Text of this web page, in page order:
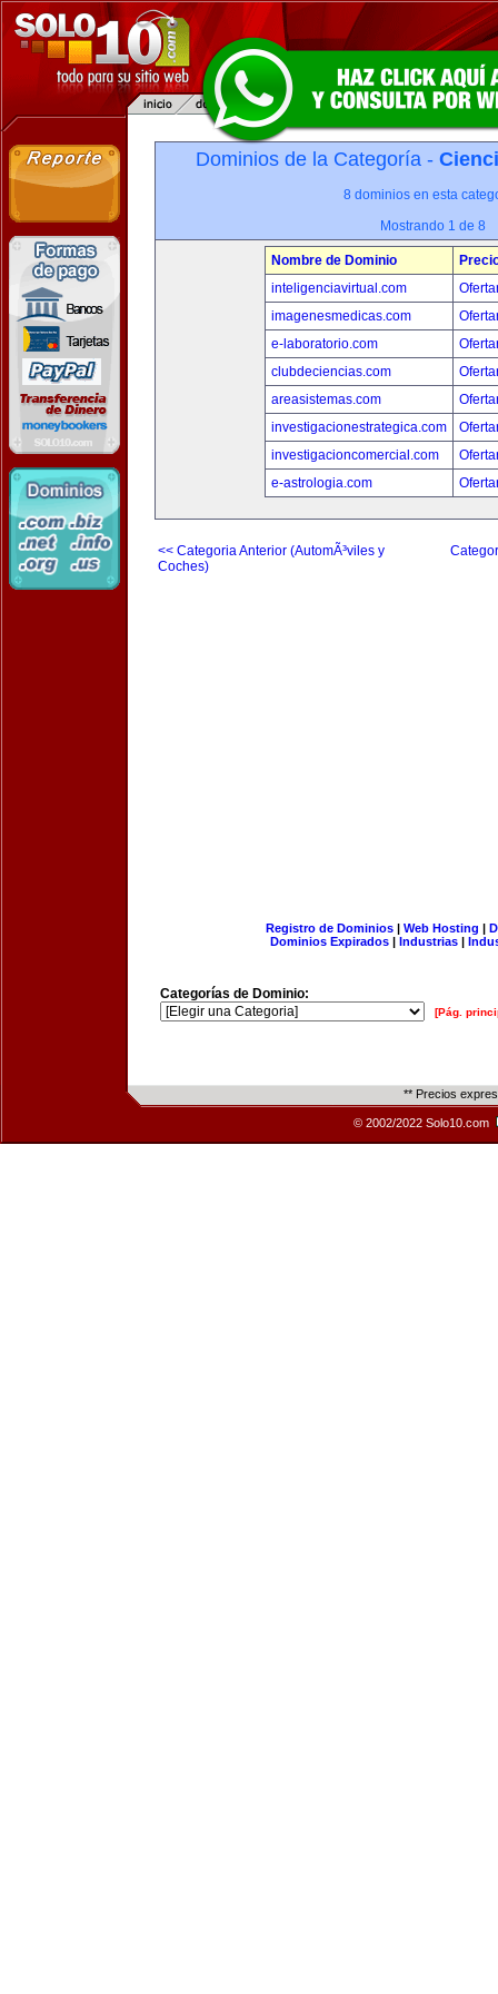
Dominios de la Categoría -
8 dominios en esta
Mostrando 1 de 8
Nombre de Dominio
inteligenciavirtual.com
imagenesmedicas.com
e-laboratorio.com
clubdeciencias.com
areasistemas.com
investigacionestrategica.com
investigacioncomercial.com
e-astrologia.com
<< Categoria Anterior (AutomÃ³viles y
Coches)
Registro de Dominios| Web Hosting |
Dominios Expirados | Industrias |
Categorías de Dominio:
[Pág.
** Precios
© 2002/2022 Solo10.com